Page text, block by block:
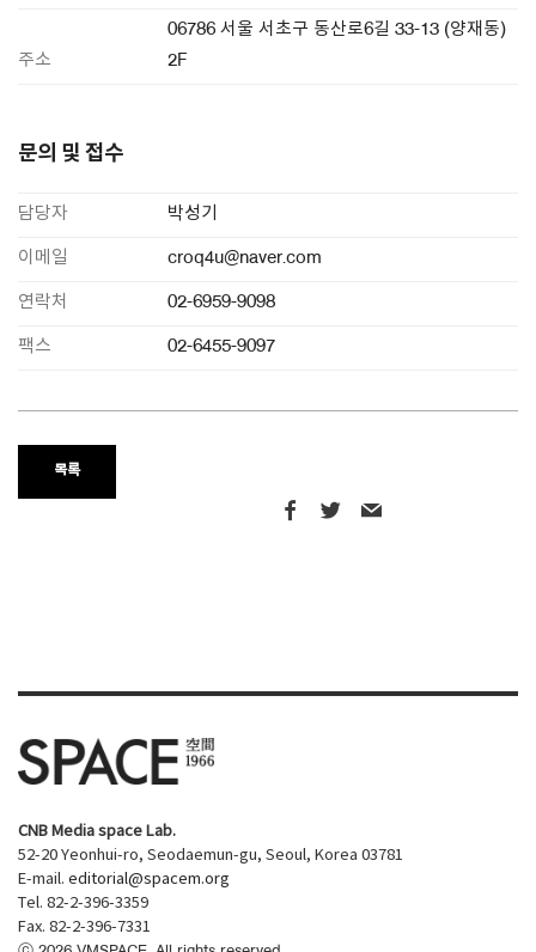
주소
06786 서울 서초구 동산로6길 33-13 (양재동)
2F
문의 및 접수
담당자 박성기
이메일 croq4u@naver.com
연락처 02-6959-9098
팩스 02-6455-9097
목록
CNB Media space Lab.
52-20 Yeonhui-ro, Seodaemun-gu, Seoul, Korea 03781
E-mail. editorial@spacem.org
Tel. 82-2-396-3359
Fax. 82-2-396-7331